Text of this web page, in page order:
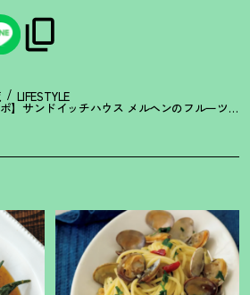
LIFESTYLE
】サンドイッチハウス メルヘンのフルーツサ